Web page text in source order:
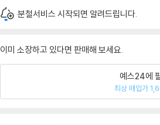
분철서비스 시작되면 알려드립니다.
이미 소장하고 있다면 판매해 보세요.
예스24에
최상 매입가